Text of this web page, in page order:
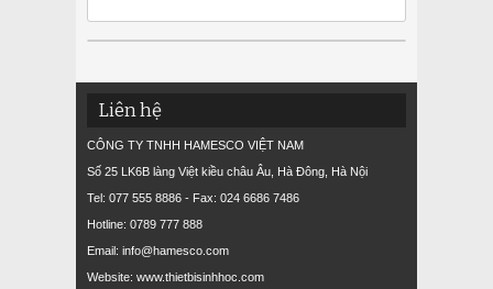
Liên hệ
CÔNG TY TNHH HAMESCO VIỆT NAM
Số 25 LK6B làng Việt kiều châu Âu, Hà Đông, Hà Nội
Tel: 077 555 8886 - Fax: 024 6686 7486
Hotline: 0789 777 888
Email: info@hamesco.com
Website: www.thietbisinhhoc.com